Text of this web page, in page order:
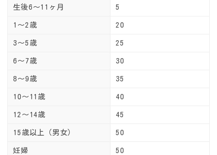
生後6〜11ヶ月 5
1〜2歳 20
3〜5歳 25
6〜7歳 30
8〜9歳 35
10〜11歳 40
12〜14歳 45
15歳以上（男女） 50
妊婦 50